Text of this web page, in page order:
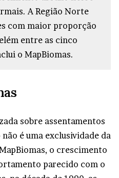
A Região Norte
com maior proporção
entre as cinco
o MapBiomas.
sobre assentamentos
é uma exclusividade da
o crescimento
parecido com o